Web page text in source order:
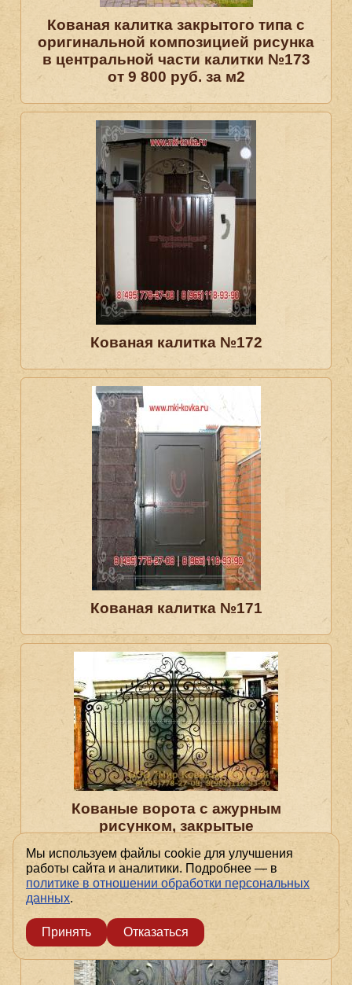
Кованая калитка закрытого типа с
оригинальной композицией рисунка
в центральной части калитки №173
от 9 800 руб. за м2
Кованая калитка №172
Кованая калитка №171
Кованые ворота с ажурным
рисунком, закрытые
поликарбонатом №170 от 10 600
руб. за м2
Мы используем файлы cookie для улучшения
работы сайта и аналитики. Подробнее — в
политике в отношении обработки персональных
данных.
Принять Отказаться